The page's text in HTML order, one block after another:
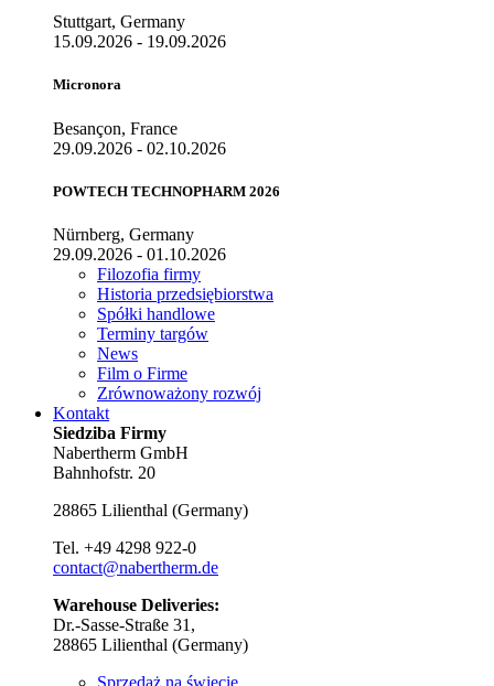
Stuttgart, Germany
15.09.2026 - 19.09.2026
Micronora
Besançon, France
29.09.2026 - 02.10.2026
POWTECH TECHNOPHARM 2026
Nürnberg, Germany
29.09.2026 - 01.10.2026
Filozofia firmy
Historia przedsiębiorstwa
Spółki handlowe
Terminy targów
News
Film o Firme
Zrównoważony rozwój
Kontakt
Siedziba Firmy
Nabertherm GmbH
Bahnhofstr. 20
28865 Lilienthal (Germany)
Tel. +49 4298 922-0
contact@nabertherm.de
Warehouse Deliveries:
Dr.-Sasse-Straße 31,
28865 Lilienthal (Germany)
Sprzedaż na świecie